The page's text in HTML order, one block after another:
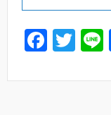
F
c
T
tt